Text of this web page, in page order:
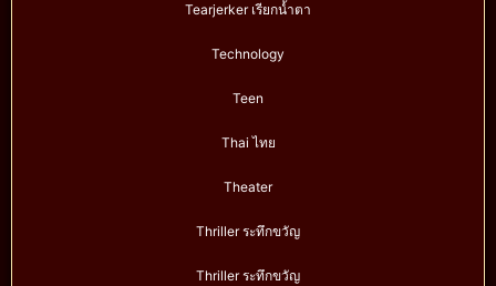
Tearjerker เรียกน้ำตา
Technology
Teen
Thai ไทย
Theater
Thriller ระทึกขวัญ
Thriller ระทึกขวัญ